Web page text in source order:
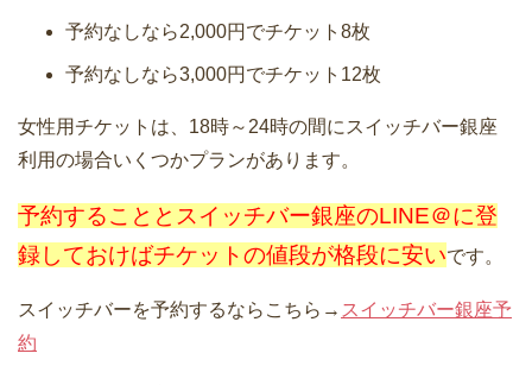
予約なしなら2,000円でチケット8枚
予約なしなら3,000円でチケット12枚
女性用チケットは、18時～24時の間にスイッチバー銀座
利用の場合いくつかプランがあります。
予約することとスイッチバー銀座のLINE＠に登
録しておけばチケットの値段が格段に安いです。
スイッチバーを予約するならこちら→ スイッチバー銀座予
約